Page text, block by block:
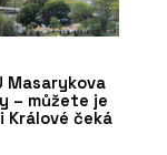
Masarykova
– můžete je
Králové čeká